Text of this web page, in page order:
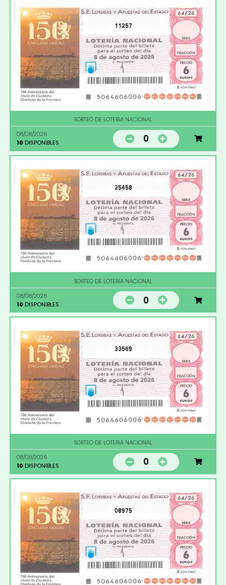
11257
SORTEO DE LOTERIA NACIONAL
08/08/2026
10 DISPONIBLES 0
25458
SORTEO DE LOTERIA NACIONAL
08/08/2026
10 DISPONIBLES 0
33569
SORTEO DE LOTERIA NACIONAL
08/08/2026
10 DISPONIBLES 0
08975